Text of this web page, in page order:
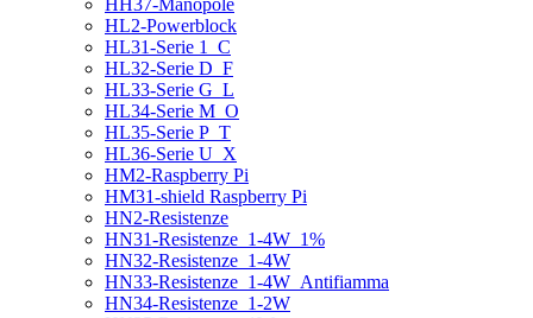
HH37-Manopole
HL2-Powerblock
HL31-Serie 1_C
HL32-Serie D_F
HL33-Serie G_L
HL34-Serie M_O
HL35-Serie P_T
HL36-Serie U_X
HM2-Raspberry Pi
HM31-shield Raspberry Pi
HN2-Resistenze
HN31-Resistenze_1-4W_1%
HN32-Resistenze_1-4W
HN33-Resistenze_1-4W_Antifiamma
HN34-Resistenze_1-2W